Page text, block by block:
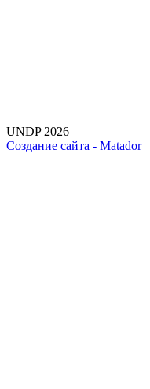
UNDP 2026
Создание сайта - Matador